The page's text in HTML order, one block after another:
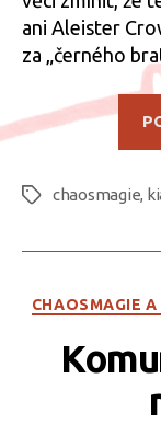
ani Aleister
za „černého
Štítkychaosmagie,
CHAOSMAGIE